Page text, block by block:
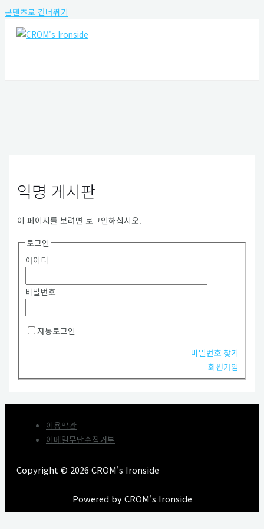
콘텐츠로 건너뛰기
익명 게시판
이 페이지를 보려면 로그인하십시오.
로그인
아이디
비밀번호
자동로그인
비밀번호 찾기
회원가입
이용약관
이메일무단수집거부
Copyright © 2026 CROM's Ironside
Powered by CROM's Ironside